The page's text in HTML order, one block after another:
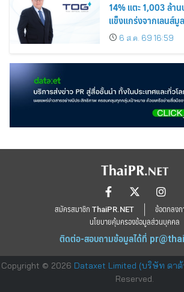
14% แตะ 1,003 ล้า
แข็งแกร่งจากเลนส์มู
ขยายตลาดต่างประเท
ลงทุนเพื่อการเติบโตระ
6 ส.ค. 69 16:59
สมัครสมาชิก ThaiPR.NET
ข้อตกลงก
นโยบายคุ้มครองข้อมูลส่วนบุคคล
ติดต่อ-สอบถามข้อมูลได้ที่
Copyright © 2026 Dataxet Limited (บริษัท ดาต้
Reserved.